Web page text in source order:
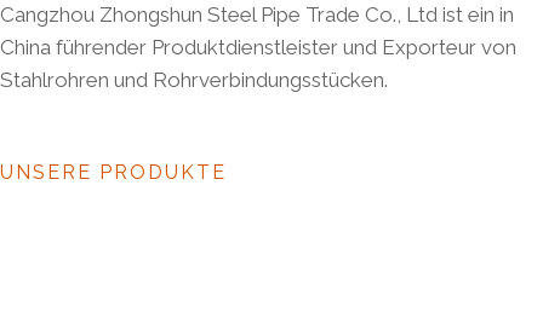
Cangzhou Zhongshun Steel Pipe Trade Co., Ltd ist ein in
China führender Produktdienstleister und Exporteur von
Stahlrohren und Rohrverbindungsstücken.
UNSERE PRODUKTE